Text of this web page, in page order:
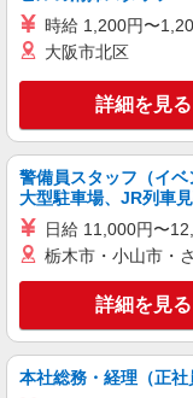
時給 1,200円〜
大阪市北区
詳細を見る
警備員スタッフ（イベ
大型駐車場、JR列車見
日給 11,000円〜
栃木市・小山市・
詳細を見る
本社総務・経理（正